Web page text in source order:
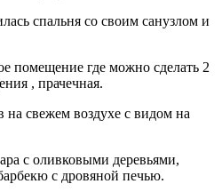
спальня со своим санузлом и
помещение где можно сделать 2
, прачечная.
свежем воздухе с видом на
с оливковыми деревьями,
с дровяной печью.